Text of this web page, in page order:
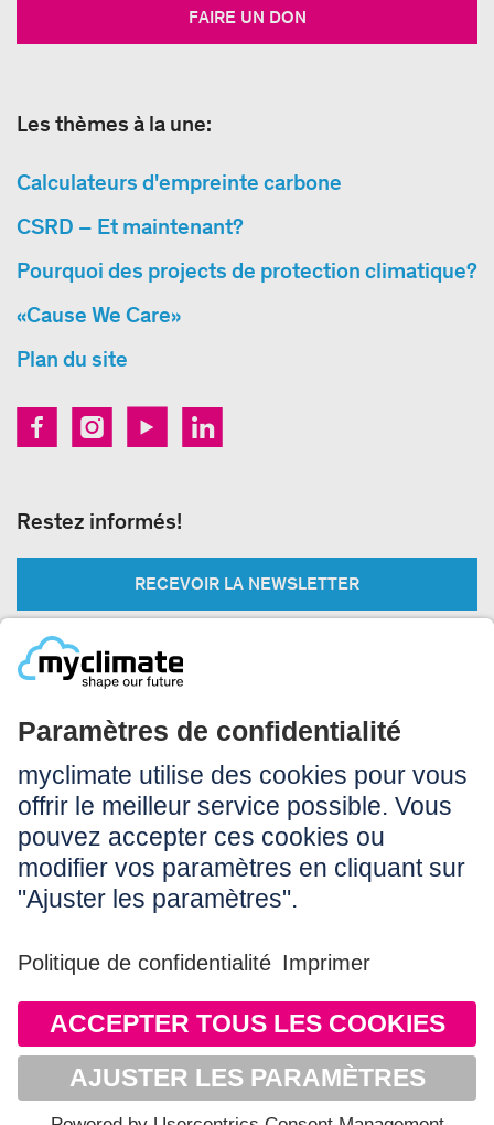
FAIRE UN DON
Les thèmes à la une:
Calculateurs d'empreinte carbone
CSRD – Et maintenant?
Pourquoi des projects de protection climatique?
«Cause We Care»
Plan du site
Restez informés!
RECEVOIR LA NEWSLETTER
Impressum
Conditions d’utilisation
CGV
Protection des données